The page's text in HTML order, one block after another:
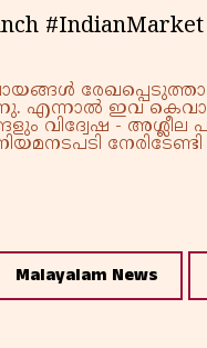
എന്നാൽ ഇവ
വിദ്വേഷ - അശ്ലീല
നേരിടേണ്ടി
Malayalam News